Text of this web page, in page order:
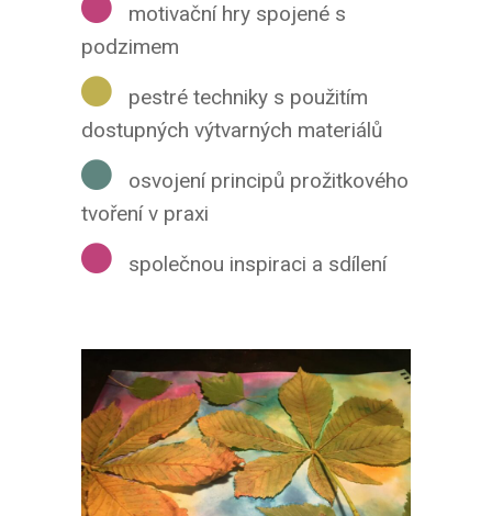
motivační hry spojené s
podzimem
pestré techniky s použitím
dostupných výtvarných materiálů
osvojení principů prožitkového
tvoření v praxi
společnou inspiraci a sdílení